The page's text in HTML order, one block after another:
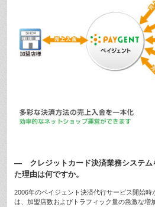
— クレジットカード決済業務システム
た理由は何ですか。
2006年のペイジェント決済代行サービス開始時
は、加盟店数およびトラフィック量の急激な増